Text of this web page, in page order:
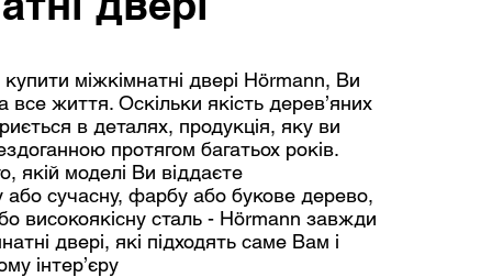
міжкімнатні двері Hörmann, Ви
все життя. Оскільки якість дерев’яних
в деталях, продукція, яку ви
протягом багатьох років.
якій моделі Ви віддаєте
або сучасну, фарбу або букове дерево,
високоякісну сталь - Hörmann завжди
двері, які підходять саме Вам і
інтер’єру